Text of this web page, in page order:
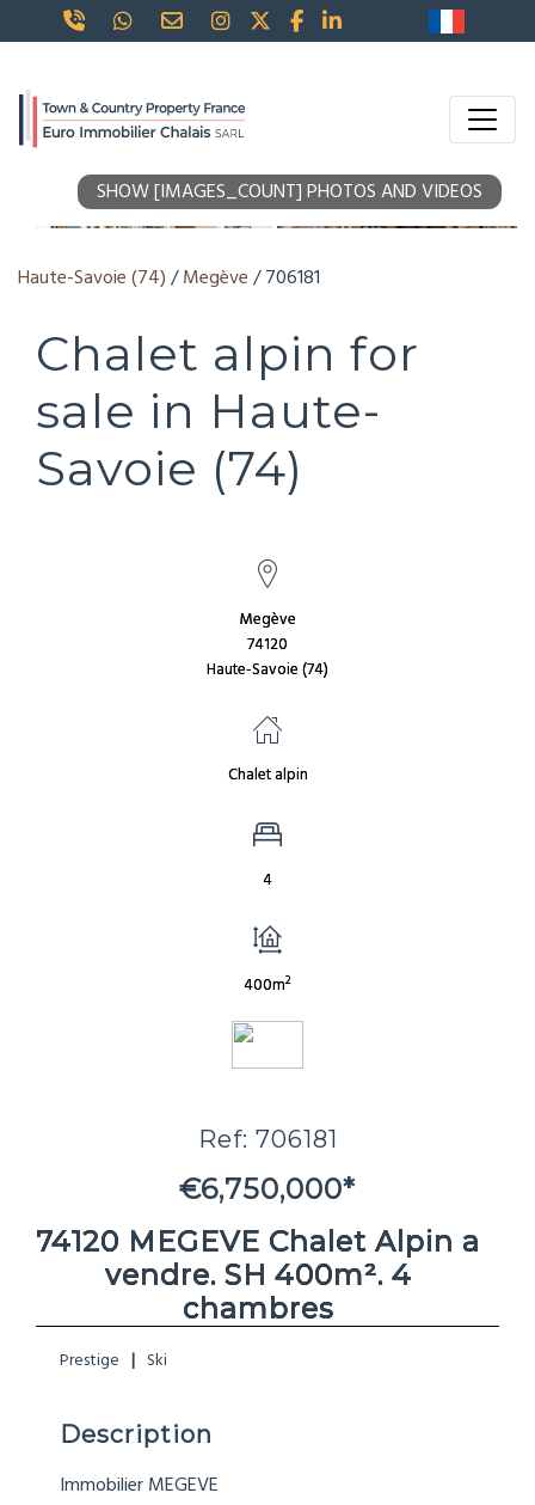
SHOW [IMAGES_COUNT] PHOTOS AND VIDEOS
Haute-Savoie (74)/Megève/ 706181
Chalet alpin for
sale in Haute-
Savoie (74)
Megève
74120
Haute-Savoie (74)
Chalet alpin
4
400m2
Ref: 706181
€6,750,000*
74120 MEGEVE Chalet Alpin a
vendre. SH 400m². 4
chambres
Prestige Ski
Description
Immobilier MEGEVE